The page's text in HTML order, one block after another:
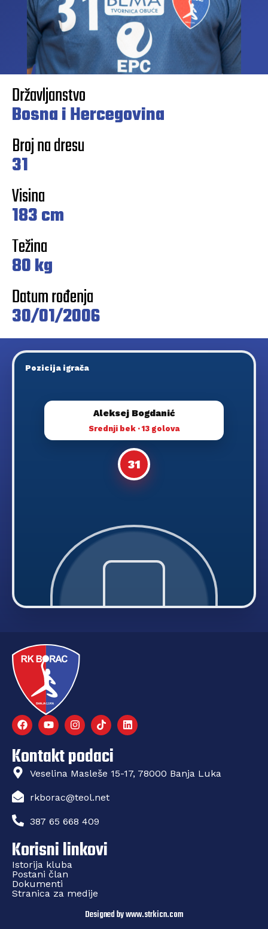
Državljanstvo
Bosna i Hercegovina
Broj na dresu
31
Visina
183 cm
Težina
80 kg
Datum rođenja
30/01/2006
Pozicija igrača
31
Aleksej Bogdanić
Srednji bek · 13 golova
Kontakt podaci
Veselina Masleše 15-17, 78000 Banja Luka
rkborac@teol.net
387 65 668 409
Korisni linkovi
Istorija kluba
Postani član
Dokumenti
Stranica za medije
Designed by www.strkicn.com​